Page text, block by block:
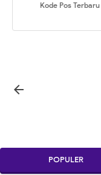
Kode Pos Terbaru

POPULER